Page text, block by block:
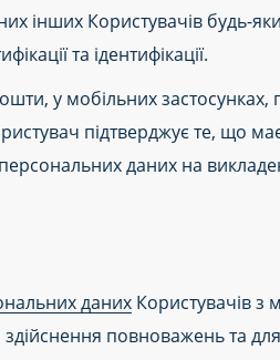
інших Користувачів
та ідентифікації.
у мобільних
підтверджує те, що
даних на
даних Користувачів з
повноважень та